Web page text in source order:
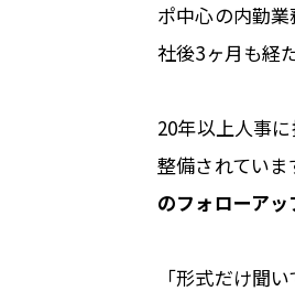
ポ中心の内勤
社後3ヶ月も経
20年以上人事
整備されてい
のフォローア
「形式だけ聞